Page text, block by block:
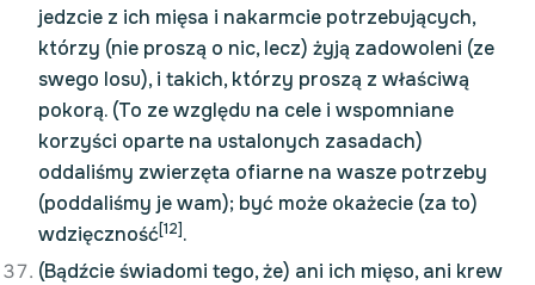
jedzcie z ich mięsa i nakarmcie potrzebujących,
którzy (nie proszą o nic, lecz) żyją zadowoleni (ze
swego losu), i takich, którzy proszą z właściwą
pokorą. (To ze względu na cele i wspomniane
korzyści oparte na ustalonych zasadach)
oddaliśmy zwierzęta ofiarne na wasze potrzeby
(poddaliśmy je wam); być może okażecie (za to)
wdzięczność[12].
(Bądźcie świadomi tego, że) ani ich mięso, ani krew